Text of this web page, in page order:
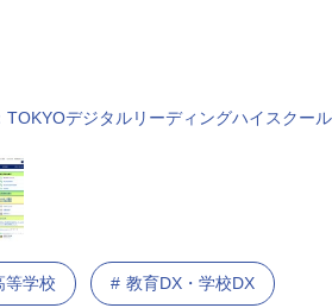
デジタルリーディングハイスクー
等学校 教育DX・学校DX